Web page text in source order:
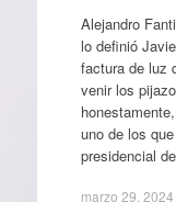
Alejandro
lo definió
factura de luz
venir los
uno de los
presidencial
marzo 29, 2024